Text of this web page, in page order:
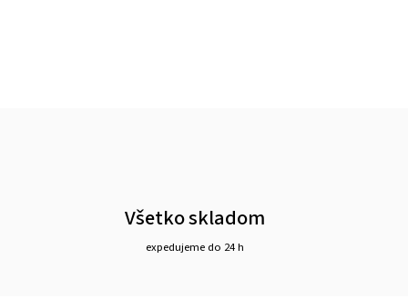
Všetko skladom
expedujeme do 24 h